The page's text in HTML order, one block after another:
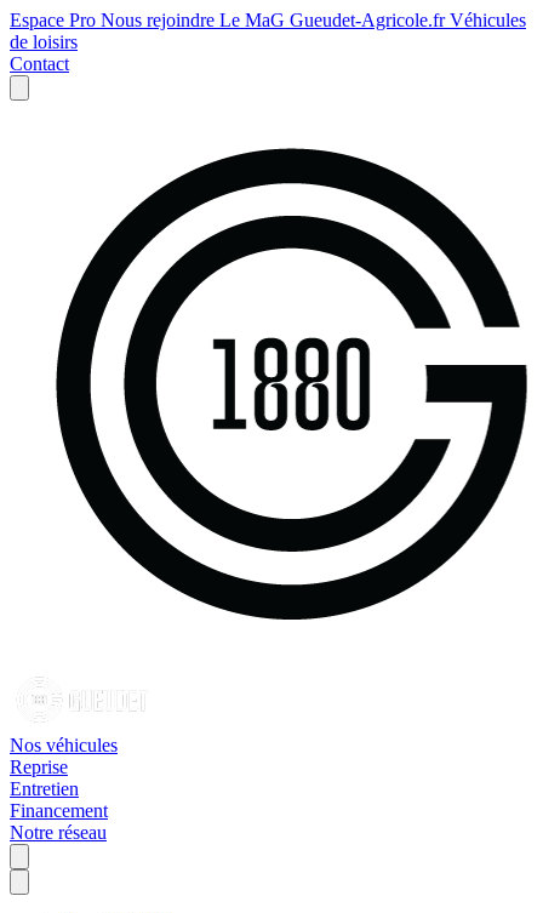
Espace Pro Nous rejoindre Le MaG Gueudet-Agricole.frVéhicules
de loisirs
Contact
Nos véhicules
Reprise
Entretien
Financement
Notre réseau